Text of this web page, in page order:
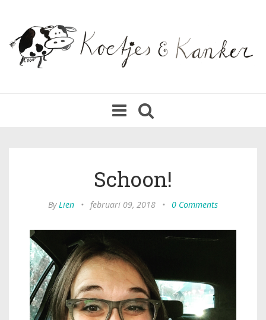
navigation
Schoon!
ByLien • februari 09, 2018 • 0 Comments